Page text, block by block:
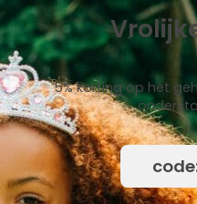
5% korting op het